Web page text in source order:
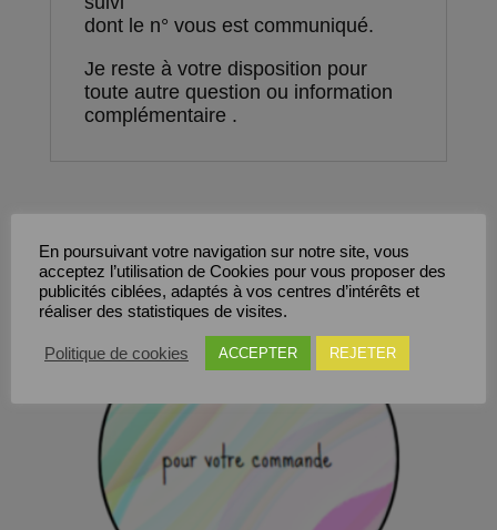
dont le n° vous est communiqué.
Je reste à votre disposition pour
toute autre question ou information
complémentaire .
Save
En poursuivant votre navigation sur notre site, vous
acceptez l’utilisation de Cookies pour vous proposer des
publicités ciblées, adaptés à vos centres d’intérêts et
réaliser des statistiques de visites.
Politique de cookies ACCEPTER REJETER